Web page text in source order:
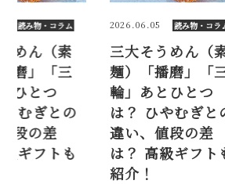
読み物・コラム
ん（素
」「三
とつ
ぎとの
の差
フトも
2026.06.05 読み物・コラム
三大そうめん（素
麺）「播磨」「三
輪」あとひとつ
は？ ひやむぎとの
違い、値段の差
は？ 高級ギフトも
紹介！